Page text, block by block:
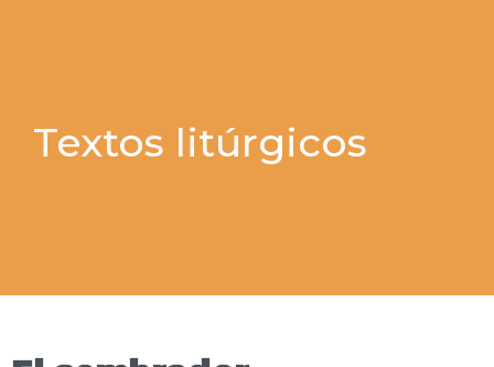
Textos litúrgicos